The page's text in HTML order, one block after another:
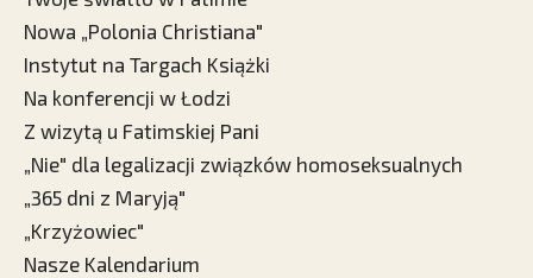
Nowa „Polonia Christiana"
Instytut na Targach Książki
Na konferencji w Łodzi
Z wizytą u Fatimskiej Pani
„Nie" dla legalizacji związków homoseksualnych
„365 dni z Maryją"
„Krzyżowiec"
Nasze Kalendarium